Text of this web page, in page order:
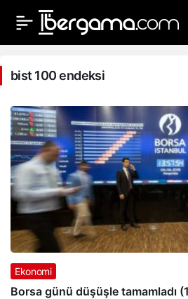
bist
100
endeksi
Haberleri
bist 100 endeksi
Ekonomi
Borsa günü düşüşle tamamladı